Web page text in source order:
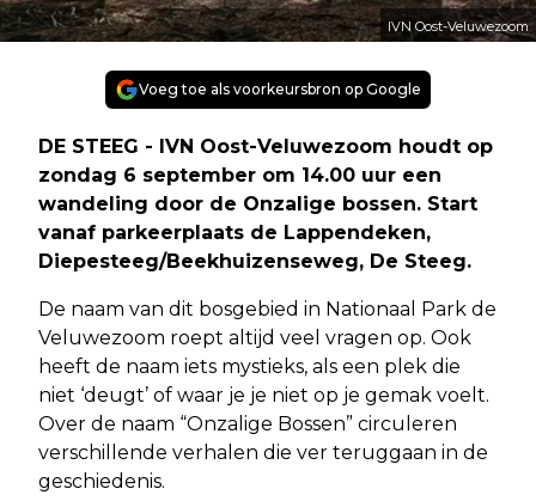
IVN Oost-Veluwezoom
Voeg toe als voorkeursbron op Google
DE STEEG - IVN Oost-Veluwezoom houdt op
zondag 6 september om 14.00 uur een
wandeling door de Onzalige bossen. Start
vanaf parkeerplaats de Lappendeken,
Diepesteeg/Beekhuizenseweg, De Steeg.
De naam van dit bosgebied in Nationaal Park de
Veluwezoom roept altijd veel vragen op. Ook
heeft de naam iets mystieks, als een plek die
niet ‘deugt’ of waar je je niet op je gemak voelt.
Over de naam “Onzalige Bossen” circuleren
verschillende verhalen die ver teruggaan in de
geschiedenis.